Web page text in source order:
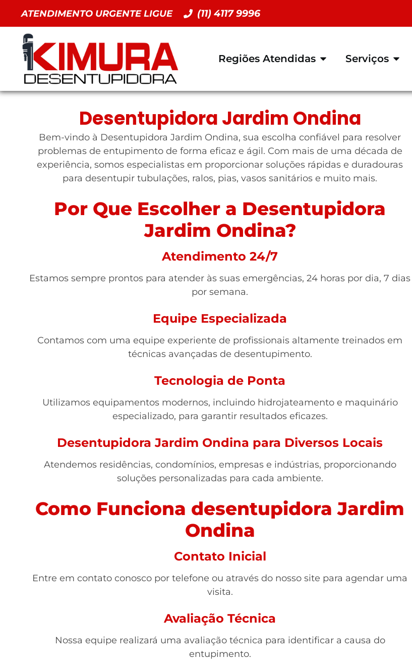
ATENDIMENTO URGENTE LIGUE (11) 4117 9996
Regiões Atendidas Serviços
Desentupidora Jardim Ondina
Bem-vindo à Desentupidora Jardim Ondina, sua escolha confiável para resolver
problemas de entupimento de forma eficaz e ágil. Com mais de uma década de
experiência, somos especialistas em proporcionar soluções rápidas e duradouras
para desentupir tubulações, ralos, pias, vasos sanitários e muito mais.
Por Que Escolher a Desentupidora
Jardim Ondina?
Atendimento 24/7
Estamos sempre prontos para atender às suas emergências, 24 horas por dia, 7 dias
por semana.
Equipe Especializada
Contamos com uma equipe experiente de profissionais altamente treinados em
técnicas avançadas de desentupimento.
Tecnologia de Ponta
Utilizamos equipamentos modernos, incluindo hidrojateamento e maquinário
especializado, para garantir resultados eficazes.
Desentupidora Jardim Ondina para Diversos Locais
Atendemos residências, condomínios, empresas e indústrias, proporcionando
soluções personalizadas para cada ambiente.
Como Funciona desentupidora Jardim
Ondina
Contato Inicial
Entre em contato conosco por telefone ou através do nosso site para agendar uma
visita.
Avaliação Técnica
Nossa equipe realizará uma avaliação técnica para identificar a causa do
entupimento.